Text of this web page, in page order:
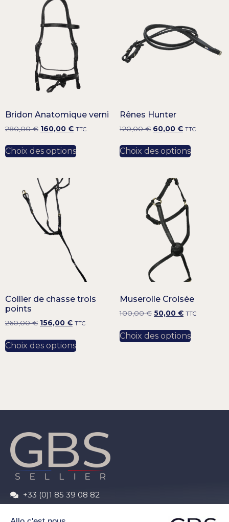
Bridon Anatomique verni
280,00€ 160,00 € TTC
Choix des options
Rênes Hunter
120,00€ 60,00 € TTC
Choix des options
Collier de chasse trois
points
260,00€ 156,00 € TTC
Choix des options
Muserolle Croisée
100,00€ 50,00 € TTC
Choix des options
+33 (0)1 85 39 08 82